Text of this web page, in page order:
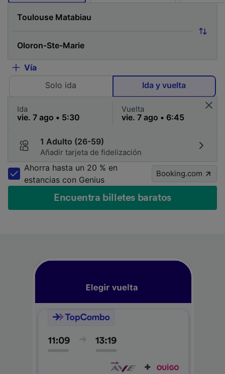
Vía
Solo ida
Ida y vuelta
Ida Vuelta
1 Adulto (26-59)
Añadir tarjeta de fidelización
Ahorra hasta un 20 % en
estancias con Genius
Booking.com
Encuentra billetes baratos